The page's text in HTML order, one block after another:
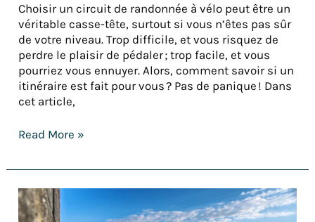
Choisir un circuit de randonnée à vélo peut être un
véritable casse-tête, surtout si vous n’êtes pas sûr
de votre niveau. Trop difficile, et vous risquez de
perdre le plaisir de pédaler ; trop facile, et vous
pourriez vous ennuyer. Alors, comment savoir si un
itinéraire est fait pour vous ? Pas de panique ! Dans
cet article,
Read More »
Récit
: